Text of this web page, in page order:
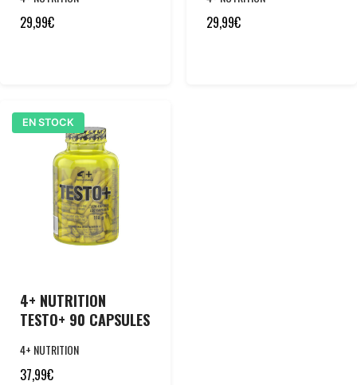
29,99€ 29,99€
EN STOCK
4+ NUTRITION
TESTO+ 90 CAPSULES
4+ NUTRITION
37,99€